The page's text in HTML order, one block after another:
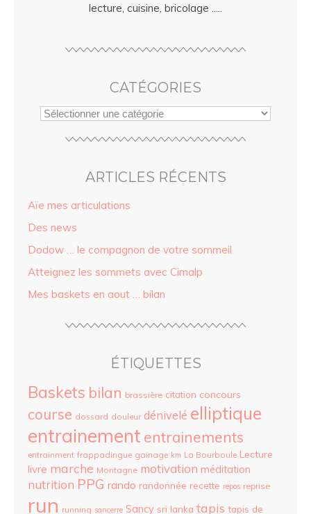
lecture, cuisine, bricolage .....
CATÉGORIES
ARTICLES RÉCENTS
Aïe mes articulations
Des news
Dodow … le compagnon de votre sommeil
Atteignez les sommets avec Cimalp
Mes baskets en aout … bilan
ÉTIQUETTES
Baskets bilan brassière citation concours
course dossard douleur dénivelé elliptique
entrainement entrainements
entrainment frappadingue gainage km La Bourboule Lecture
livre marche Montagne motivation méditation
nutrition PPG rando randonnée recette repos reprise
run running sancerre Sancy sri lanka tapis tapis de